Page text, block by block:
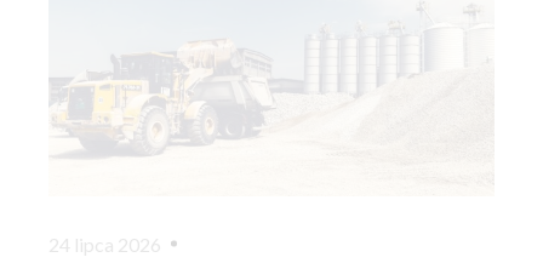
24 lipca 2026